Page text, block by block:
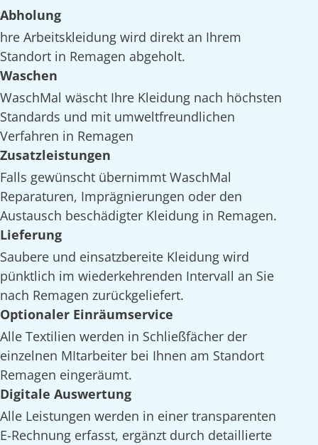
Abholung
hre Arbeitskleidung wird direkt an Ihrem
Standort in Remagen abgeholt.
Waschen
WaschMal wäscht Ihre Kleidung nach höchsten
Standards und mit umweltfreundlichen
Verfahren in Remagen
Zusatzleistungen
Falls gewünscht übernimmt WaschMal
Reparaturen, Imprägnierungen oder den
Austausch beschädigter Kleidung in Remagen.
Lieferung
Saubere und einsatzbereite Kleidung wird
pünktlich im wiederkehrenden Intervall an Sie
nach Remagen zurückgeliefert.
Optionaler Einräumservice
Alle Textilien werden in Schließfächer der
einzelnen MItarbeiter bei Ihnen am Standort
Remagen eingeräumt.
Digitale Auswertung
Alle Leistungen werden in einer transparenten
E-Rechnung erfasst, ergänzt durch detaillierte